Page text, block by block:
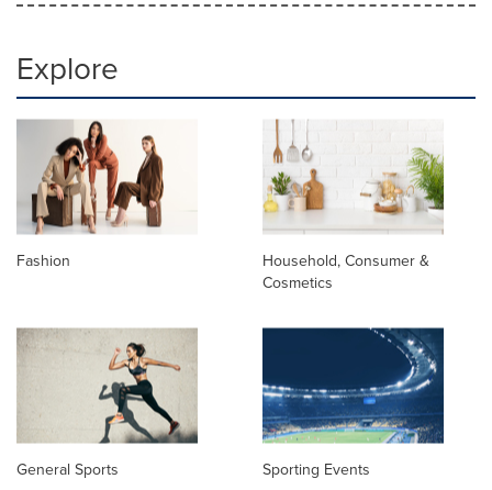
Explore
Fashion
Household, Consumer &
Cosmetics
General Sports Sporting Events